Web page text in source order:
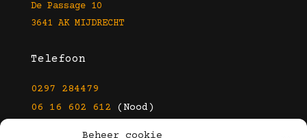
Beheer cookie
De Passage 10
3641 AK MIJDRECHT
Telefoon
0297 284479
06 16 602 612 (Nood)